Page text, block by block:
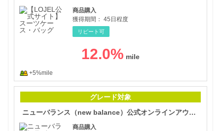
商品購入
獲得期間： 45日程度
リピート可
12.0%
+5%mile
グレード対象
ニューバランス（new balance）公式オンラインアウトレット
商品購入